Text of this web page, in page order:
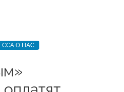
О НАС